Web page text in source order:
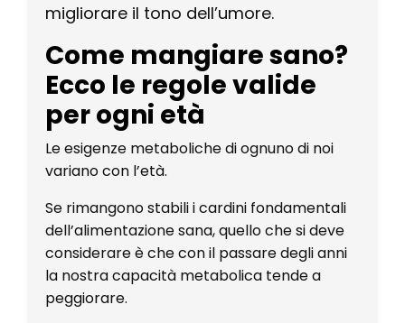
migliorare il tono dell’umore.
Come mangiare sano?
Ecco le regole valide
per ogni età
Le esigenze metaboliche di ognuno di noi
variano con l’età.
Se rimangono stabili i cardini fondamentali
dell’alimentazione sana, quello che si deve
considerare è che con il passare degli anni
la nostra capacità metabolica tende a
peggiorare.